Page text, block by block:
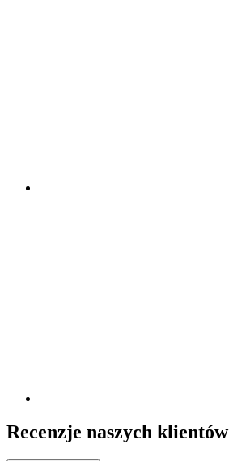
Recenzje naszych klientów